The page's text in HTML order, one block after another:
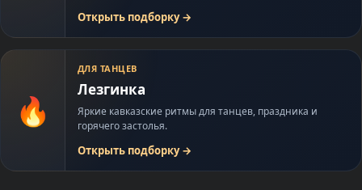
Открыть подборку→
🔥
ДЛЯ ТАНЦЕВ
Лезгинка
Яркие кавказские ритмы для танцев, праздника и
горячего застолья.
Открыть подборку→